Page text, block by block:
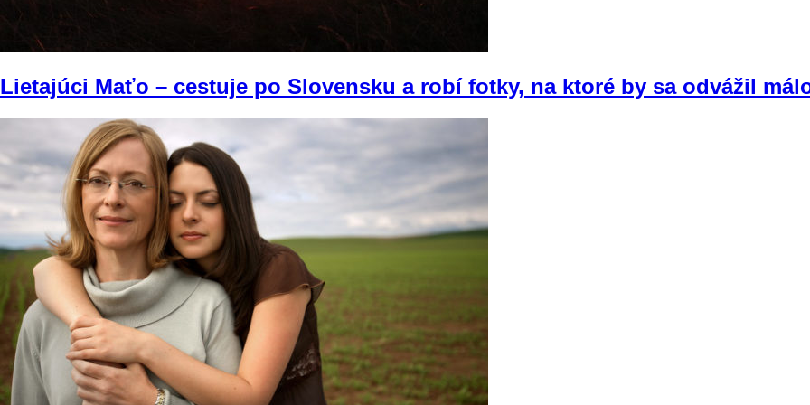
Lietajúci Maťo – cestuje po Slovensku a robí fotky, na ktoré by sa odvážil